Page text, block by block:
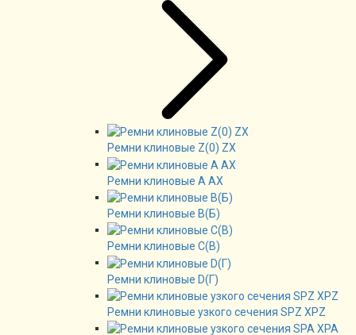
Ремни клиновые Z(0) ZX
Ремни клиновые А AX
Ремни клиновые В(Б)
Ремни клиновые C(B)
Ремни клиновые D(Г)
Ремни клиновые узкого сечения SPZ XPZ